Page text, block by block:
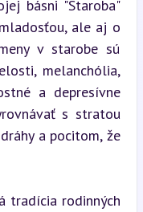
básni "Staroba"
ale aj o
v starobe sú
melanchólia,
a depresívne
s stratou
a pocitom, že
tradícia rodinných